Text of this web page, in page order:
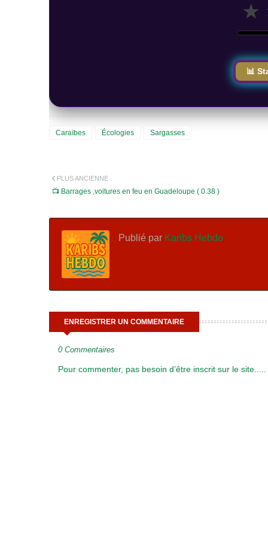
★
📊
Caraïbes Écologies Sargasses
PLUS ANCIENNE
📺 Barrages ,voitures en feu en Guadeloupe ( 0.38 )
Publié par Karibs Hebdo
ENREGISTRER UN COMMENTAIRE
0 Commentaires
Pour commenter, pas besoin d’être inscrit sur le site.....